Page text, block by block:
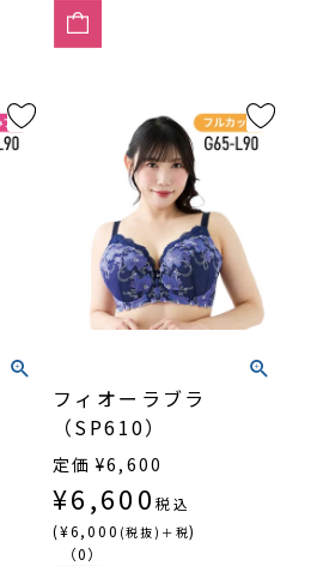
フィオーラブラ
（SP610）
定価 ¥6,600
¥6,600 税込
(¥6,000 (税抜)＋税)
（0）